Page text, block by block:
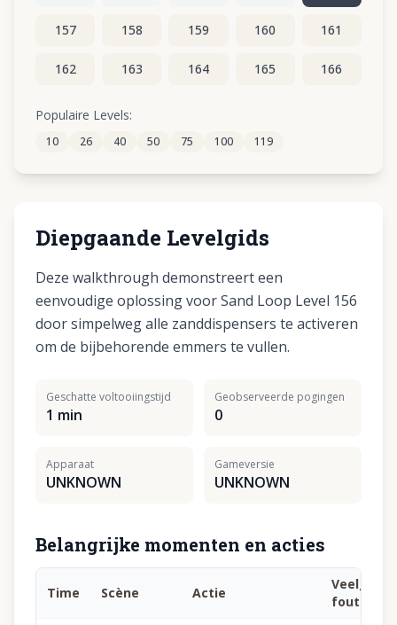
157 158 159 160 161
162 163 164 165 166
167 168
172 173 174 175
Populaire Levels:
10 26 40 50 75 100 119
Diepgaande Levelgids
Deze walkthrough demonstreert een
eenvoudige oplossing voor Sand Loop Level 156
door simpelweg alle zanddispensers te activeren
om de bijbehorende emmers te vullen.
Geschatte voltooiingstijd
1 min
Geobserveerde pogingen
0
Apparaat
UNKNOWN
Gameversie
UNKNOWN
Belangrijke momenten en acties
Time Scène Actie
fout